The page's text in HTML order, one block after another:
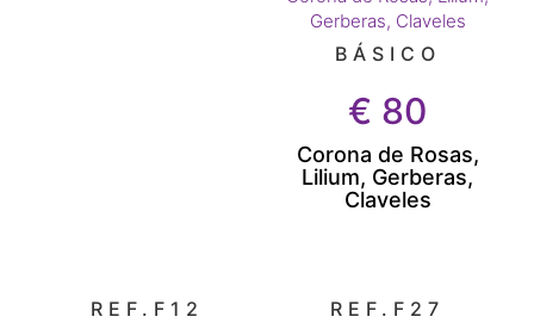
BÁSICO
€ 80
Corona de Rosas,
Lilium, Gerberas,
Claveles
REF.F12 REF.F27